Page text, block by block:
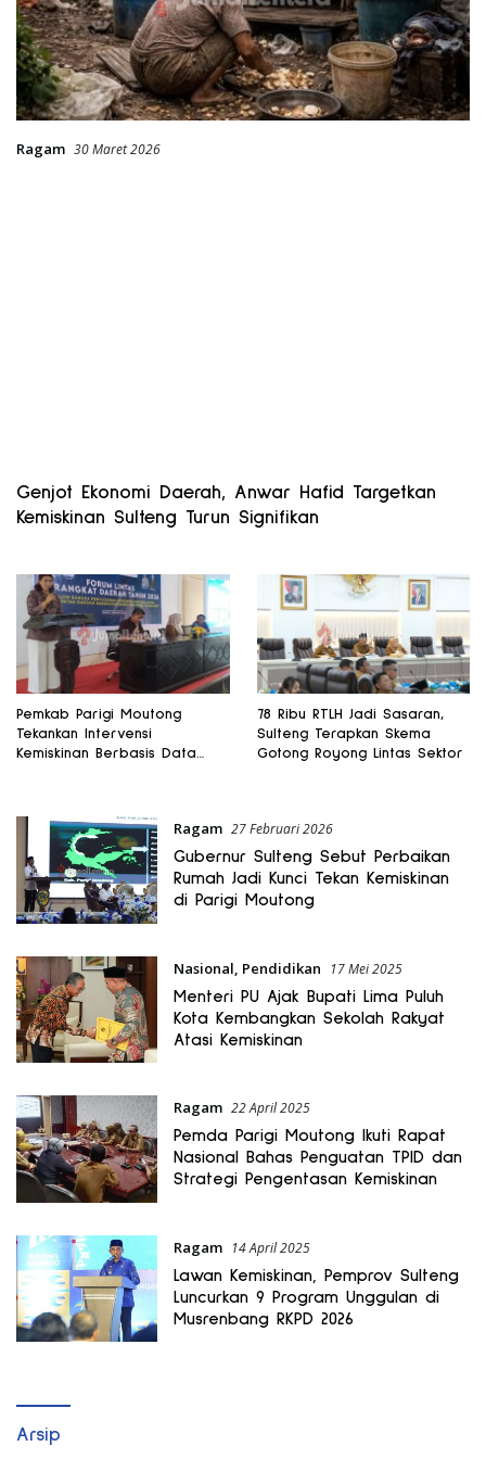
Ragam 30 Maret 2026
Genjot Ekonomi Daerah, Anwar Hafid Targetkan
Kemiskinan Sulteng Turun Signifikan
Pemkab Parigi Moutong
Tekankan Intervensi
Kemiskinan Berbasis Data
78 Ribu RTLH Jadi Sasaran,
Sulteng Terapkan Skema
Gotong Royong Lintas Sektor
Ragam 27 Februari 2026
Gubernur Sulteng Sebut Perbaikan
Rumah Jadi Kunci Tekan Kemiskinan
di Parigi Moutong
Nasional, Pendidikan 17 Mei 2025
Menteri PU Ajak Bupati Lima Puluh
Kota Kembangkan Sekolah Rakyat
Atasi Kemiskinan
Ragam 22 April 2025
Pemda Parigi Moutong Ikuti Rapat
Nasional Bahas Penguatan TPID dan
Strategi Pengentasan Kemiskinan
Ragam 14 April 2025
Lawan Kemiskinan, Pemprov Sulteng
Luncurkan 9 Program Unggulan di
Musrenbang RKPD 2026
Arsip